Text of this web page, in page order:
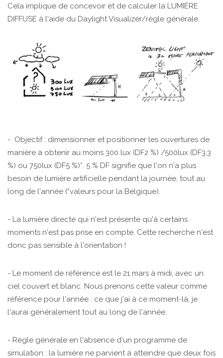
Cela implique de concevoir et de calculer la LUMIÈRE
DIFFUSE à l'aide du Daylight Visualizer/règle générale.
- Objectif : dimensionner et positionner les ouvertures de
manière à obtenir au moins 300 lux (DF2 %) /500lux (DF3,3
%) ou 750lux (DF5 %)*. 5 % DF signifie que l'on n'a plus
besoin de lumière artificielle pendant la journée, tout au
long de l'année (*valeurs pour la Belgique).
- La lumière directe qui n'est présente qu'à certains
moments n'est pas prise en compte. Cette recherche n'est
donc pas sensible à l'orientation !
- Le moment de référence est le 21 mars à midi, avec un
ciel couvert et blanc. Nous prenons cette valeur comme
référence pour l'année : ce que j'ai à ce moment-là, je
l'aurai généralement tout au long de l'année.
- Règle générale en l'absence d'un programme de
simulation : la lumière ne parvient à atteindre que deux fois